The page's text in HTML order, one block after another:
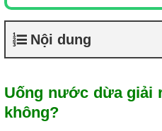
Nội dung
Uống nước dừa giải
không?